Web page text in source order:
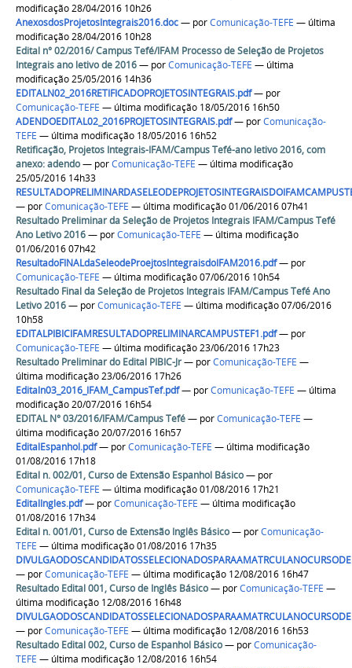
modificação 28/04/2016 10h26
AnexosdosProjetosIntegrais2016.doc— porComunicação-TEFE — última
modificação 28/04/2016 10h28
Edital n° 02/2016/ Campus Tefé/IFAM Processo de Seleção de Projetos
Integrais ano letivo de 2016— porComunicação-TEFE — última
modificação 25/05/2016 14h36
EDITALN02_2016RETIFICADOPROJETOSINTEGRAIS.pdf— por
Comunicação-TEFE — última modificação 18/05/2016 16h50
ADENDOEDITAL02_2016PROJETOSINTEGRAIS.pdf— porComunicação-
TEFE — última modificação 18/05/2016 16h52
Retificação, Projetos Integrais-IFAM/Campus Tefé-ano letivo 2016, com
anexo: adendo— porComunicação-TEFE — última modificação
25/05/2016 14h33
— porComunicação-TEFE — última modificação 01/06/2016 07h41
Resultado Preliminar da Seleção de Projetos Integrais IFAM/Campus Tefé
Ano Letivo 2016— porComunicação-TEFE — última modificação
01/06/2016 07h42
ResultadoFINALdaSeleodeProejtosIntegraisdoIFAM2016.pdf— por
Comunicação-TEFE — última modificação 07/06/2016 10h54
Resultado Final da Seleção de Projetos Integrais IFAM/Campus Tefé Ano
Letivo 2016— porComunicação-TEFE — última modificação 07/06/2016
10h58
EDITALPIBICIFAMRESULTADOPRELIMINARCAMPUSTEF1.pdf— por
Comunicação-TEFE — última modificação 23/06/2016 17h23
Resultado Preliminar do Edital PIBIC-Jr— porComunicação-TEFE —
última modificação 23/06/2016 17h26
Editaln03_2016_IFAM_CampusTef.pdf— porComunicação-TEFE — última
modificação 20/07/2016 16h54
EDITAL N° 03/2016/IFAM/Campus Tefé— porComunicação-TEFE —
última modificação 20/07/2016 16h57
EditalEspanhol.pdf— porComunicação-TEFE — última modificação
01/08/2016 17h18
Edital n. 002/01, Curso de Extensão Espanhol Básico— por
Comunicação-TEFE — última modificação 01/08/2016 17h21
EditalIngles.pdf— porComunicação-TEFE — última modificação
01/08/2016 17h34
Edital n. 001/01, Curso de Extensão Inglês Básico— porComunicação-
TEFE — última modificação 01/08/2016 17h35
— porComunicação-TEFE — última modificação 12/08/2016 16h47
Resultado Edital 001, Curso de Inglês Básico— porComunicação-TEFE —
última modificação 12/08/2016 16h48
— porComunicação-TEFE — última modificação 12/08/2016 16h53
Resultado Edital 002, Curso de Espanhol Básico— porComunicação-
TEFE — última modificação 12/08/2016 16h54